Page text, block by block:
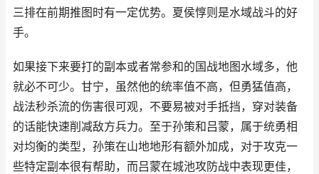
三排在前期推图时有一定优势。夏侯惇则是水域战斗的好
手。
如果接下来要打的副本或者常参和的国战地图水域多，他
就必不可少。甘宁，虽然他的统率值不高，但勇猛值高，
战法秒杀流的伤害很可观，不要易被对手抵挡，穿对装备
的话能快速削减敌方兵力。至于孙策和吕蒙，属于统勇相
对均衡的类型，孙策在山地地形有额外加成，对于攻克一
些特定副本很有帮助，而吕蒙在城池攻防战中表现更佳，